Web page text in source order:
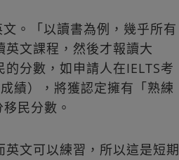
。「以讀書為例，幾乎所有
文課程，然後才報讀大
分數，如申請人在IELTS考
績），將獲認定擁有「熟練
民分數。
英文可以練習，所以這是短期